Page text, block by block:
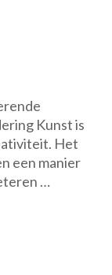
Kunst is
Het
een manier
…